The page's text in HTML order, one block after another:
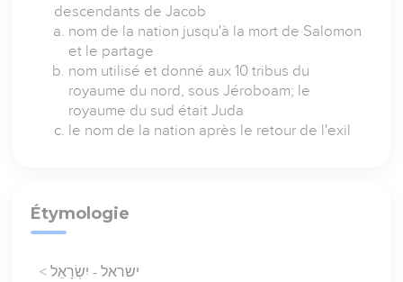
descendants de Jacob
nom de la nation jusqu'à la mort de Salomon
et le partage
nom utilisé et donné aux 10 tribus du
royaume du nord, sous Jéroboam; le
royaume du sud était Juda
le nom de la nation après le retour de l'exil
Étymologie
< ישראל - יִשְׂרָאֵל